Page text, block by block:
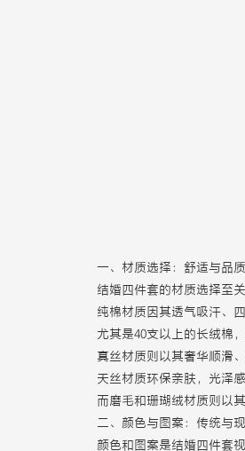
一、材质选择：舒适与品
结婚四件套的材质选择至
纯棉材质因其透气吸汗、
尤其是40支以上的长绒棉
真丝材质则以其奢华顺滑
天丝材质环保亲肤，光泽
而磨毛和珊瑚绒材质则以
二、颜色与图案：传统与
颜色和图案是结婚四件套